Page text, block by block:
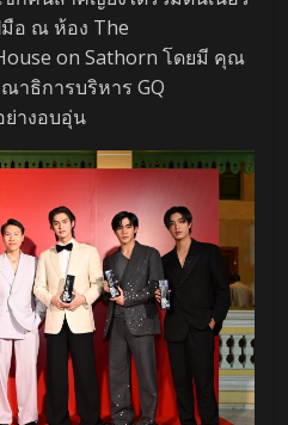
อ ณ ห้อง The
on Sathorn โดยมี คุณ
าธิการบริหาร GQ
ย่างอบอุ่น